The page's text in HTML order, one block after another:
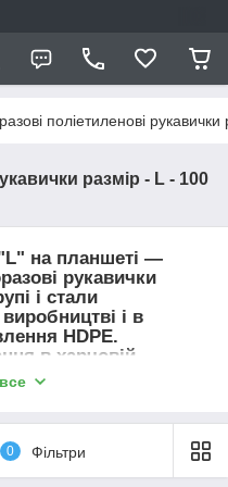
поліетиленові
размір - L - 100
на планшеті ―
рукавички
і стали
і в
HDPE.
в харчовій
потреб,
речовин у будь-
Вони
0 Фільтри